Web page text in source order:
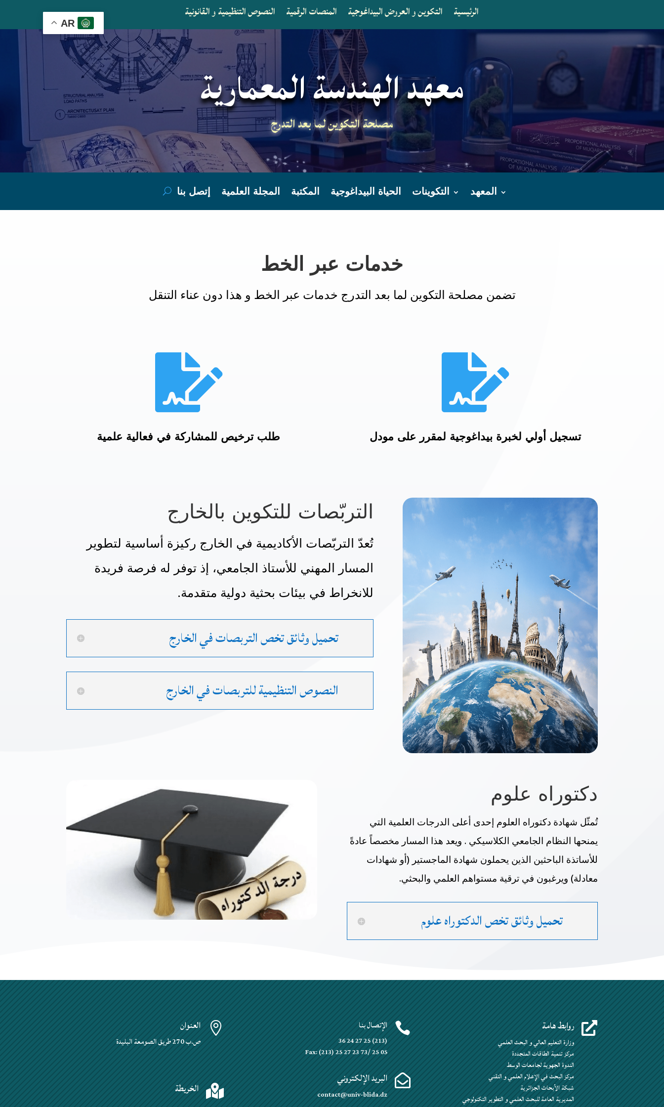
AR
الرئيسية التكوين و العروض البيداغوجية المنصات الرقمية النصوص التنظيمية و القانونية
معهد الهندسة المعمارية
مصلحة التكوين لما بعد التدرج
المعهد التكوينات الحياة البيداغوجية المكتبة المجلة العلمية إتصل بنا
خدمات عبر الخط
تضمن مصلحة التكوين لما بعد التدرج خدمات عبر الخط و هذا دون عناء التنقل

طلب ترخيص للمشاركة في فعالية علمية

تسجيل أولي لخبرة بيداغوجية لمقرر على مودل
التربّصات للتكوين بالخارج
تُعدّ التربّصات الأكاديمية في الخارج ركيزة أساسية لتطوير
المسار المهني للأستاذ الجامعي، إذ توفر له فرصة فريدة
للانخراط في بيئات بحثية دولية متقدمة.
تحميل وثائق تخص التربصات في الخارج
النصوص التنظيمية للتربصات في الخارج
دكتوراه علوم
تُمثّل شهادة دكتوراه العلوم إحدى أعلى الدرجات العلمية التي
يمنحها النظام الجامعي الكلاسيكي . ويعد هذا المسار مخصصاً عادةً
للأساتذة الباحثين الذين يحملون شهادة الماجستير (أو شهادات
معادلة) ويرغبون في ترقية مستواهم العلمي والبحثي.
تحميل وثائق تخص الدكتوراه علوم
 العنوان
ص.ب 270 طريق الصومعة البليدة
 الخريطة
 الإتصال بنا
(213) 25 27 24 36
Fax: (213) 25 27 23 73/ 25 05
 البريد الإلكتروني
contact@univ-blida.dz
 روابط هامة
وزارة التعليم العالي و البحث العلمي
مركز تنمية الطاقات المتجددة
الندوة الجهوية لجامعات الوسط
مركز البحث في الإعلام العلمي و التقني
شبكة الأبحاث الجزائرية
المديرية العامة للبحث العلمي و التطوير التكنولوجي